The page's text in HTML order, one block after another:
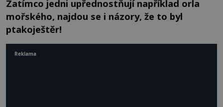
Zatímco jedni upřednostňují například orla
mořského, najdou se i názory, že to byl
ptakoještěr!
Reklama